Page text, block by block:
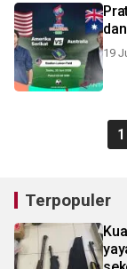
19
1
Terpopuler